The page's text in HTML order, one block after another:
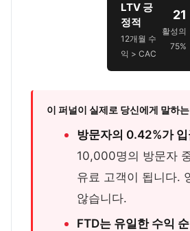
LTV 긍
정적
12개월 수
익 > CAC
21
활성의
75%
이 퍼널이 실제로 당신에게 말하
방문자의 0.42%가
10,000명의 방문자
유료 고객이 됩니다.
않습니다.
FTD는 유일한 수익